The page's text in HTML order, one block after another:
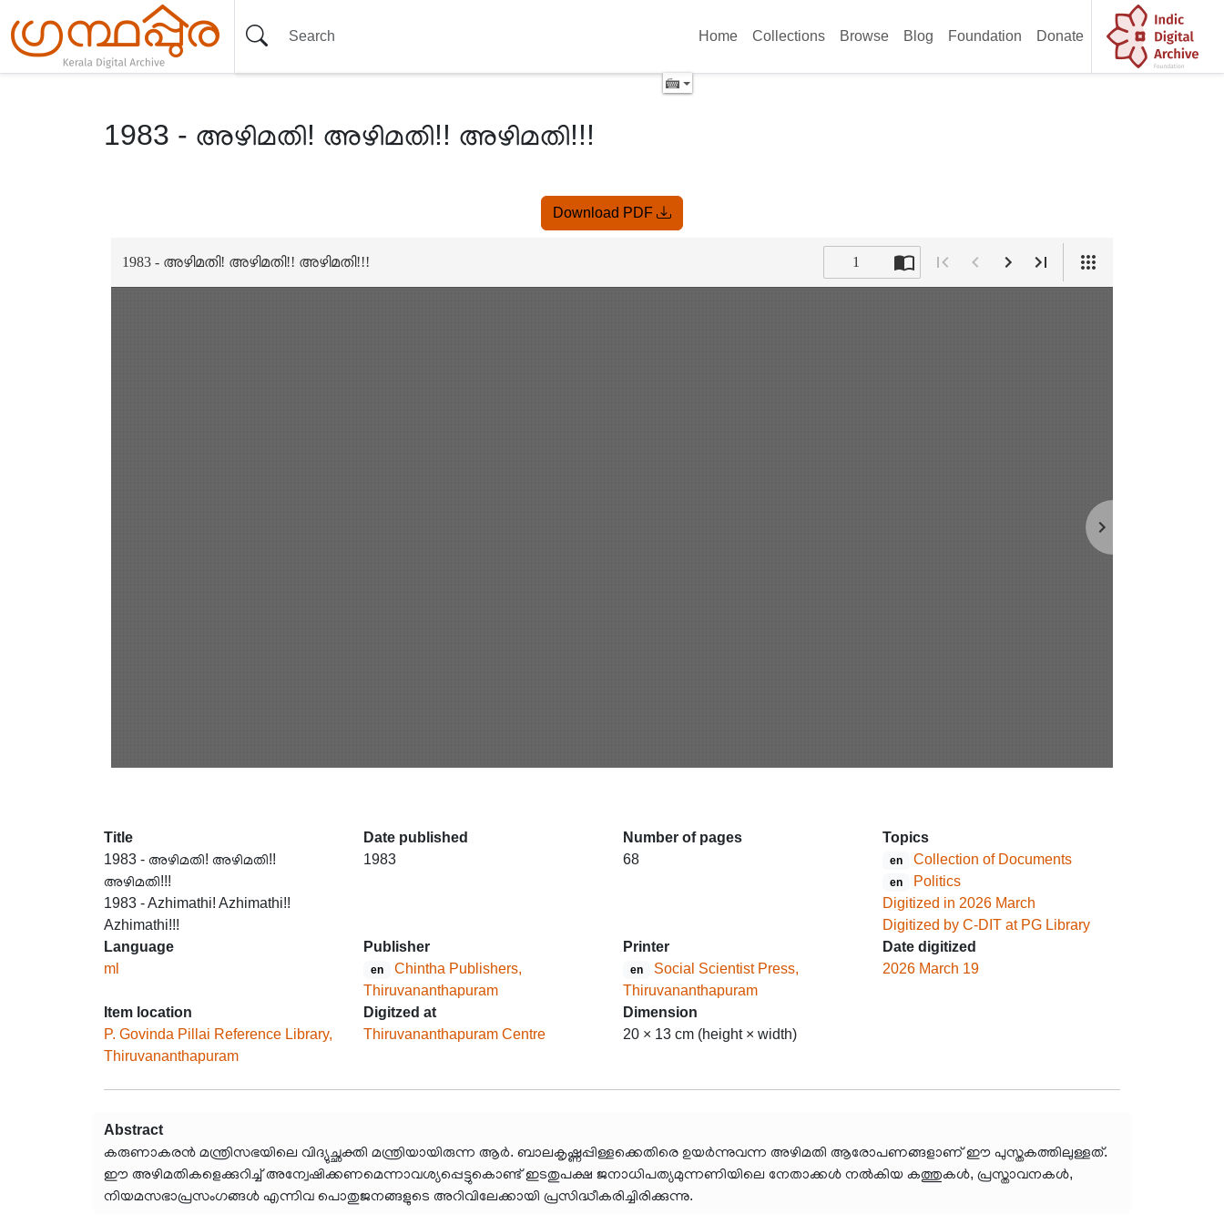
Home Collections Browse Blog Foundation Donate
1983 - അഴിമതി! അഴിമതി!! അഴിമതി!!!
Download PDF
Title
1983 - അഴിമതി! അഴിമതി!!
അഴിമതി!!!
1983 - Azhimathi! Azhimathi!!
Azhimathi!!!
Date published
1983
Number of pages
68
Topics
en Collection of Documents
en
Politics
Digitized in 2026 March
Digitized by C-DIT at PG Library
Language
ml
Publisher
en
Chintha Publishers,
Thiruvananthapuram
Printer
en
Social Scientist Press,
Thiruvananthapuram
Date digitized
2026 March 19
Item location
P. Govinda Pillai Reference Library,
Thiruvananthapuram
Digitzed at
Thiruvananthapuram Centre
Dimension
20 × 13 cm (height × width)
Abstract
കരുണാകരൻ മന്ത്രിസഭയിലെ വിദ്യുച്ഛക്തി മന്ത്രിയായിരുന്ന ആർ. ബാലകൃഷ്ണപ്പിള്ളക്കെതിരെ ഉയർന്നുവന്ന അഴിമതി ആരോപണങ്ങളാണ് ഈ പുസ്തകത്തിലുള്ളത്.
ഈ അഴിമതികളെക്കുറിച്ച് അന്വേഷിക്കണമെന്നാവശ്യപ്പെട്ടുകൊണ്ട് ഇടതുപക്ഷ ജനാധിപത്യമുന്നണിയിലെ നേതാക്കൾ നൽകിയ കത്തുകൾ, പ്രസ്താവനകൾ,
നിയമസഭാപ്രസംഗങ്ങൾ എന്നിവ പൊതുജനങ്ങളുടെ അറിവിലേക്കായി പ്രസിദ്ധീകരിച്ചിരിക്കുന്നു.